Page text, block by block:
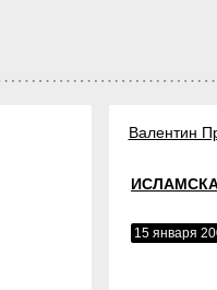
Валентин
15 января